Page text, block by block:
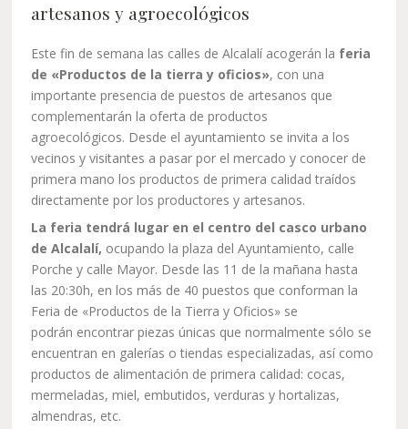
artesanos y agroecológicos
Este fin de semana las calles de Alcalalí acogerán la feria
de «Productos de la tierra y oficios», con una
importante presencia de puestos de artesanos que
complementarán la oferta de productos
agroecológicos. Desde el ayuntamiento se invita a los
vecinos y visitantes a pasar por el mercado y conocer de
primera mano los productos de primera calidad traídos
directamente por los productores y artesanos.
La feria tendrá lugar en el centro del casco urbano
de Alcalalí, ocupando la plaza del Ayuntamiento, calle
Porche y calle Mayor. Desde las 11 de la mañana hasta
las 20:30h, en los más de 40 puestos que conforman la
Feria de «Productos de la Tierra y Oficios» se
podrán encontrar piezas únicas que normalmente sólo se
encuentran en galerías o tiendas especializadas, así como
productos de alimentación de primera calidad: cocas,
mermeladas, miel, embutidos, verduras y hortalizas,
almendras, etc.